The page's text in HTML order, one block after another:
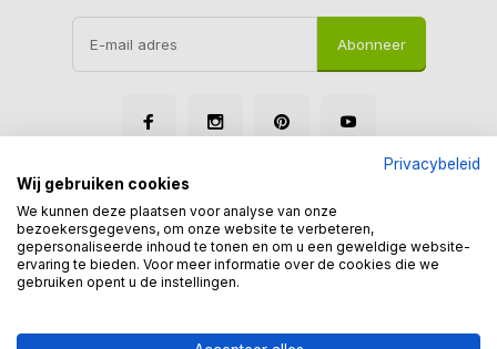
Abonneer
Disclaimer Privacy Policy
© Tegelmegashop
Privacybeleid
Wij gebruiken cookies
We kunnen deze plaatsen voor analyse van onze
bezoekersgegevens, om onze website te verbeteren,
gepersonaliseerde inhoud te tonen en om u een geweldige website-
ervaring te bieden. Voor meer informatie over de cookies die we
gebruiken opent u de instellingen.